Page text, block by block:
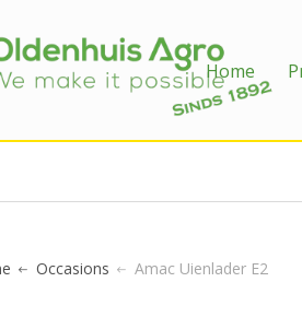
Home
Occasions Amac Uienlader E2